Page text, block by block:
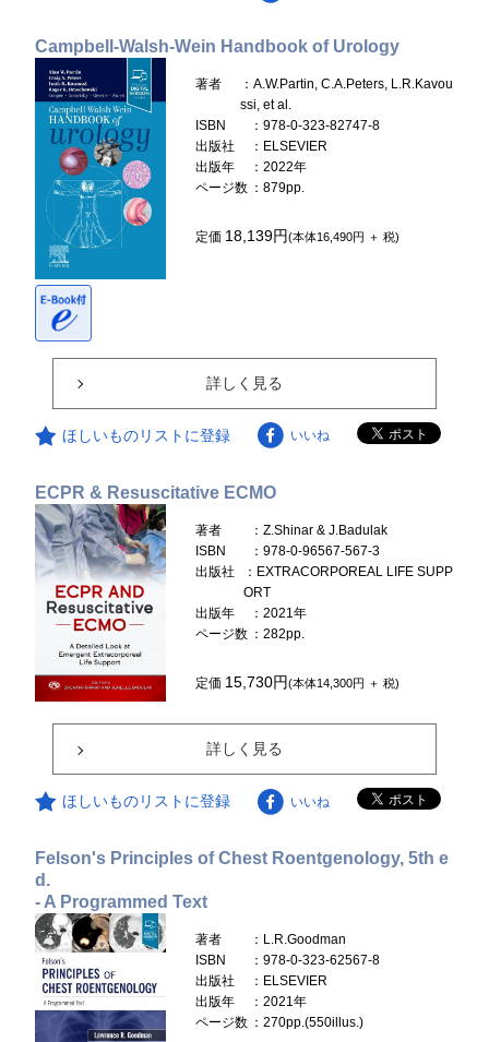
Campbell-Walsh-Wein Handbook of Urology
著者
：A.W.Partin, C.A.Peters, L.R.Kavou
ssi, et al.
ISBN
：978-0-323-82747-8
出版社
：ELSEVIER
出版年
：2022年
ページ数 ：879pp.
定価 18,139円(本体16,490円 ＋ 税)
詳しく見る
ほしいものリストに登録 いいね
ECPR & Resuscitative ECMO
著者
：Z.Shinar & J.Badulak
ISBN
：978-0-96567-567-3
出版社
：EXTRACORPOREAL LIFE SUPP
ORT
出版年
：2021年
ページ数 ：282pp.
定価 15,730円(本体14,300円 ＋ 税)
詳しく見る
ほしいものリストに登録 いいね
Felson's Principles of Chest Roentgenology, 5th e
d.
- A Programmed Text
著者
：L.R.Goodman
ISBN
：978-0-323-62567-8
出版社
：ELSEVIER
出版年
：2021年
ページ数 ：270pp.(550illus.)